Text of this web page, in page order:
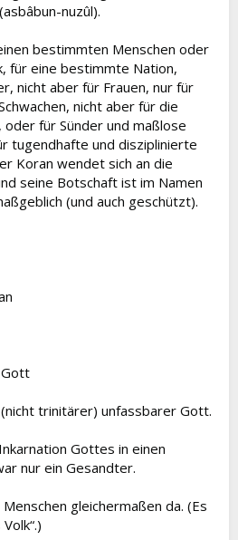
nuzûl).
bestimmten Menschen oder
für eine bestimmte Nation,
nicht aber für Frauen, nur für
nicht aber für die
oder für Sünder und maßlose
tugendhafte und disziplinierte
Koran wendet sich an die
seine Botschaft ist im Namen
(und auch geschützt).
Gott
trinitärer) unfassbarer Gott.
Gottes in einen
nur ein Gesandter.
gleichermaßen da. (Es